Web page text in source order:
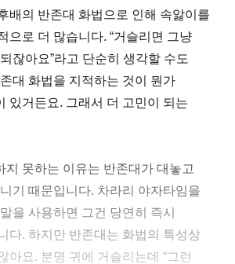
배의 반존대 화법으로 인해 속앓이를
으로 더 많습니다. “거슬리면 그냥
잖아요”라고 단순히 생각할 수도
대 화법을 지적하는 것이 뭔가
있거든요. 그래서 더 고민이 되는
지 못하는 이유는 반존대가 대놓고
기 때문입니다. 차라리 야자타임을
을 사용하면 그건 당연히 즉시
다. 하지만 반존대는 화법의 특성상
아요. 분명 귀에 거슬리는데 “그런